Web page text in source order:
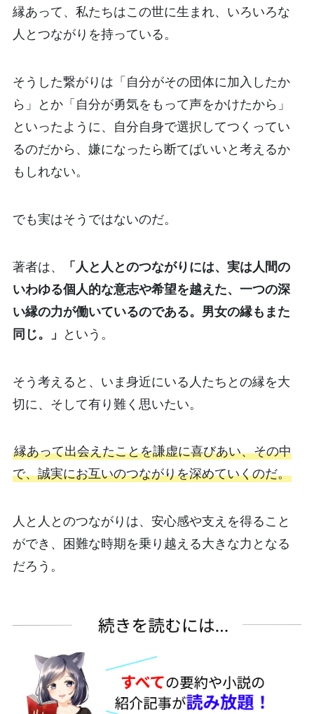
縁あって、私たちはこの世に生まれ、いろいろな
人とつながりを持っている。
そうした繋がりは「自分がその団体に加入したか
ら」とか「自分が勇気をもって声をかけたから」
といったように、自分自身で選択してつくってい
るのだから、嫌になったら断てばいいと考えるか
もしれない。
でも実はそうではないのだ。
著者は、
「人と人とのつながりには、実は人間の
いわゆる個人的な意志や希望を越えた、一つの深
い縁の力が働いているのである。男女の縁もまた
同じ。」
という。
そう考えると、いま身近にいる人たちとの縁を大
切に、そして有り難く思いたい。
縁あって出会えたことを謙虚に喜びあい、その中
で、誠実にお互いのつながりを深めていくのだ。
人と人とのつながりは、安心感や支えを得ること
ができ、困難な時期を乗り越える大きな力となる
だろう。